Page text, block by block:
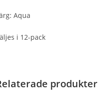
Aqua
i 12-pack
produkter